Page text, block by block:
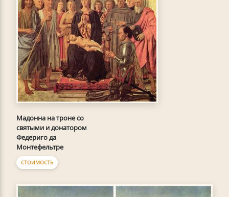
Мадонна на троне со
святыми и донатором
Федериго да
Монтефельтре
СТОИМОСТЬ